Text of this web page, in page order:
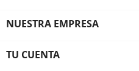
NUESTRA EMPRESA
TU CUENTA